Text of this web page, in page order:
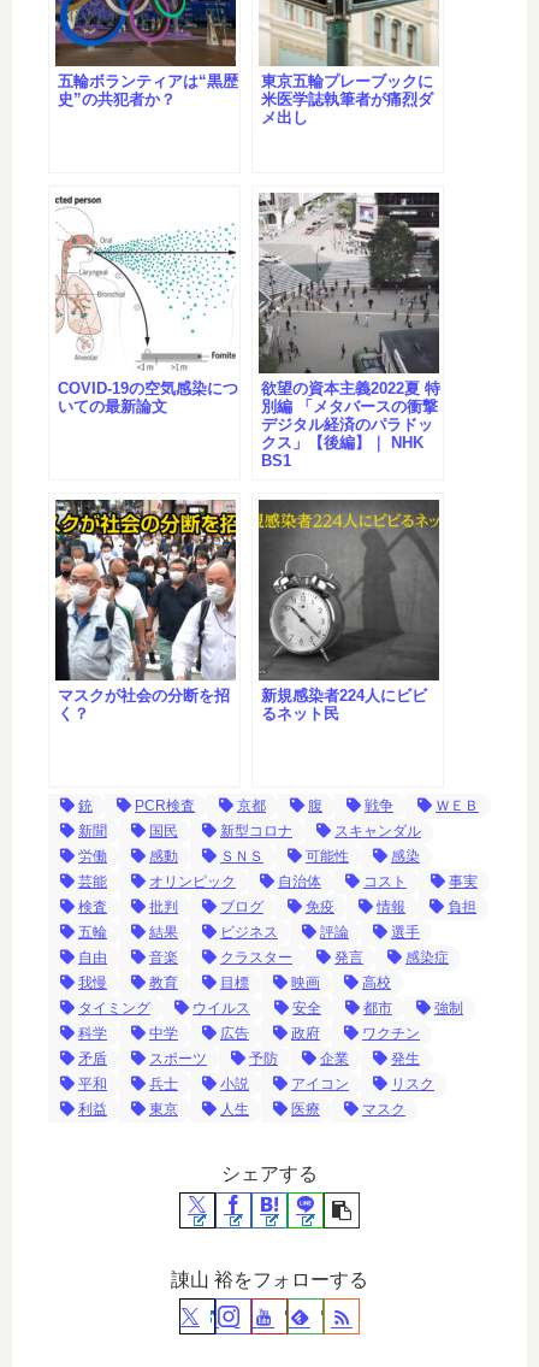
五輪ボランティアは“黒歴
史”の共犯者か？
東京五輪プレーブックに
米医学誌執筆者が痛烈ダ
メ出し
COVID-19の空気感染につ
いての最新論文
欲望の資本主義2022夏 特
別編 「メタバースの衝撃
デジタル経済のパラドッ
クス」【後編】｜ NHK
BS1
マスクが社会の分断を招
く？
新規感染者224人にビビ
るネット民
銃 PCR検査 京都 腹 戦争
ＷＥＢ
新聞
国民 新型コロナ
スキャンダル
労働
感動 ＳＮＳ 可能性
感染
芸能
オリンピック 自治体 コスト
事実
検査
批判 ブログ 免疫 情報
負担
五輪
結果 ビジネス 評論
選手
自由
音楽 クラスター 発言
感染症
我慢
教育 目標 映画
高校
タイミング
ウイルス 安全 都市
強制
科学
中学 広告 政府
ワクチン
矛盾
スポーツ 予防 企業
発生
平和
兵士 小説 アイコン
リスク
利益
東京 人生 医療 マスク
シェアする
諌山 裕をフォローする